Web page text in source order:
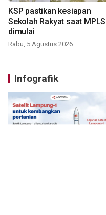
KSP pastikan kesiapan
Sekolah Rakyat saat MPLS
dimulai
Rabu, 5 Agustus 2026
Infografik